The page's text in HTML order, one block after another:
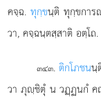
คจฺฉ.ทุกฺขนฺติ ทุกฺขกา
วา, คจฺฉนฺตสฺสาติ อตฺโ
๓๔๓.ติกโภชนนฺ
วา ภุฺชิตุํ น วฏฺฏนกํ ค